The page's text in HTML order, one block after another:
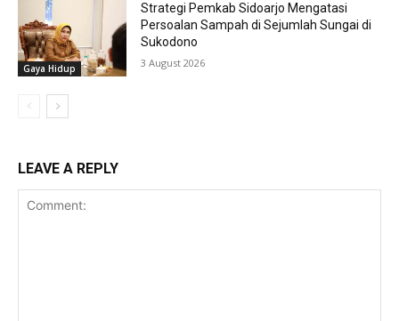
Gaya Hidup
Strategi Pemkab Sidoarjo Mengatasi
Persoalan Sampah di Sejumlah Sungai di
Sukodono
3 August 2026
LEAVE A REPLY